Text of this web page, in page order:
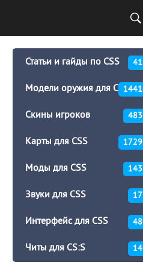
Статьи и гайды по CSS 41
Модели оружия для CSS1441
Скины игроков 483
Карты для CSS 1729
Моды для CSS 143
Звуки для CSS 17
Интерфейс для CSS 48
Читы для CS:S 14